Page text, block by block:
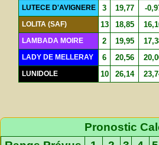
LUTECE D'AVIGNERE 3 19,77 -
LOLITA (SAF) 13 18,85
LAMBADA MOIRE 2 19,95
LADY DE MELLERAY 6 20,56
LUNIDOLE 10 26,14
Pronostic